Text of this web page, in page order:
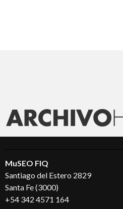
MuSEO FIQ
Santiago del Estero 2829
Santa Fe (3000)
+54 342 4571 164